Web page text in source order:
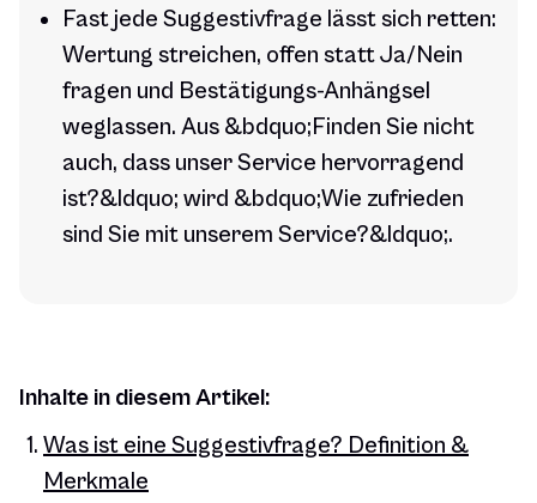
Fast jede Suggestivfrage lässt sich retten:
Wertung streichen, offen statt Ja/Nein
fragen und Bestätigungs-Anhängsel
weglassen. Aus &bdquo;Finden Sie nicht
auch, dass unser Service hervorragend
ist?&ldquo; wird &bdquo;Wie zufrieden
sind Sie mit unserem Service?&ldquo;.
Inhalte in diesem Artikel:
Was ist eine Suggestivfrage? Definition &
Merkmale